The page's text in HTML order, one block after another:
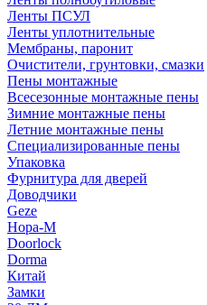
Ленты ПСУЛ
Ленты уплотнительные
Мембраны, паронит
Очистители, грунтовки, смазки
Пены монтажные
Всесезонные монтажные пены
Зимние монтажные пены
Летние монтажные пены
Специализированные пены
Упаковка
Фурнитура для дверей
Доводчики
Geze
Нора-М
Doorlock
Dorma
Китай
Замки